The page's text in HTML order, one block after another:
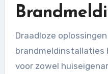
Draadloze oplossingen bij defecte
brandmeldinstallaties
voor zowel